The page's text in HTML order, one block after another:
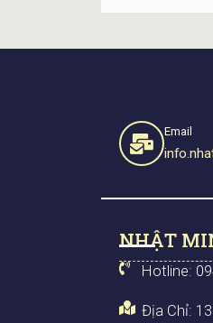
Email
NHẬT
Hotline:
Địa Chỉ: